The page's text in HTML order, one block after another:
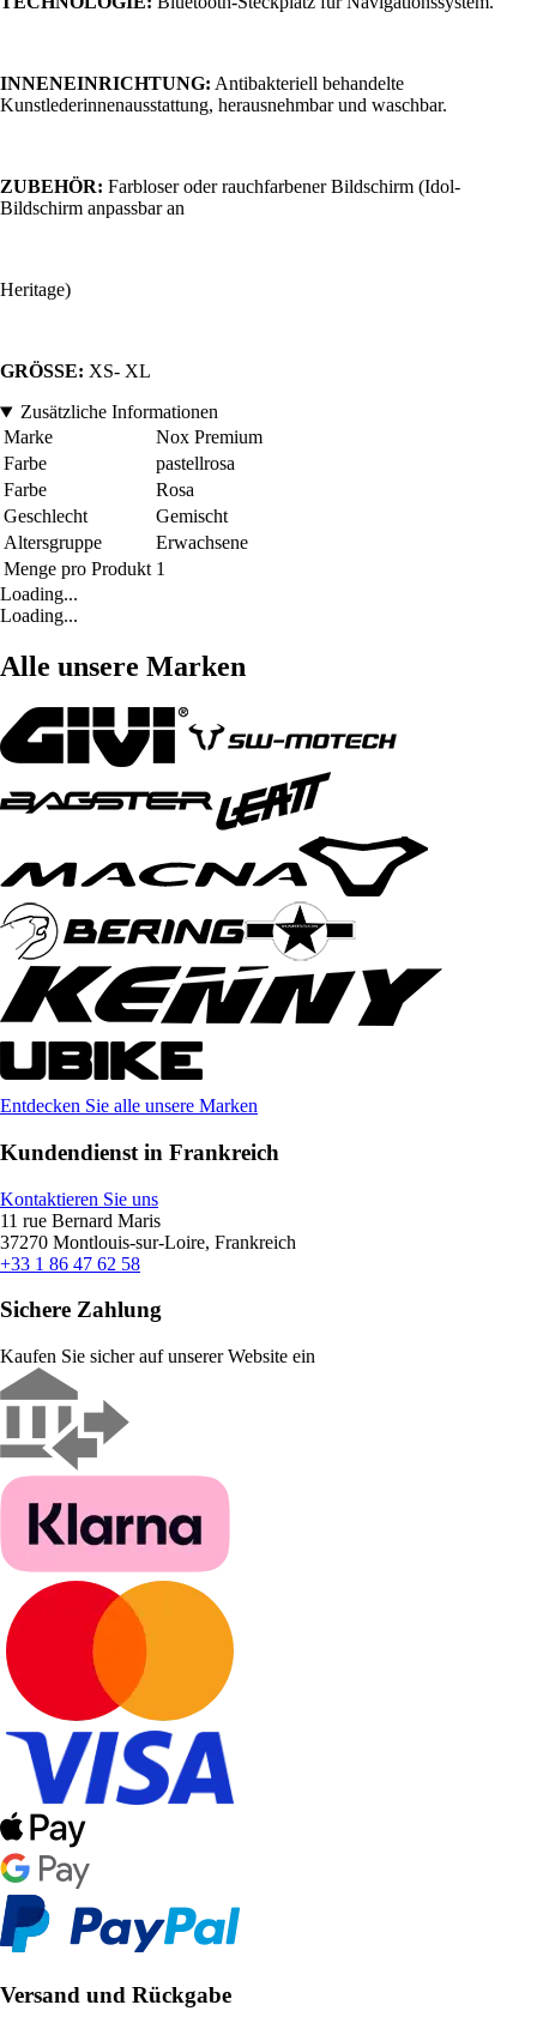
INNENEINRICHTUNG: Antibakteriell behandelte
Kunstlederinnenausstattung, herausnehmbar und waschbar.
ZUBEHÖR: Farbloser oder rauchfarbener Bildschirm (Idol-
Bildschirm anpassbar an
Heritage)
GRÖSSE: XS- XL
Zusätzliche Informationen
Marke
Nox Premium
Farbe
pastellrosa
Farbe
Rosa
Geschlecht
Gemischt
Altersgruppe
Erwachsene
Menge pro Produkt 1
Loading...
Loading...
Alle unsere Marken
Entdecken Sie alle unsere Marken
Kundendienst in Frankreich
Kontaktieren Sie uns
11 rue Bernard Maris
37270 Montlouis-sur-Loire, Frankreich
+33 1 86 47 62 58
Sichere Zahlung
Kaufen Sie sicher auf unserer Website ein
Versand und Rückgabe